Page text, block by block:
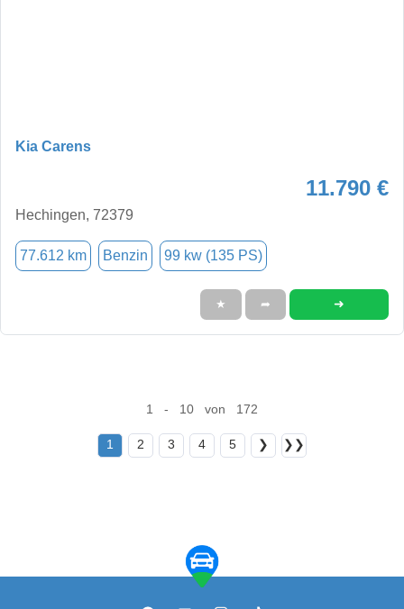
Kia Carens
11.790 €
Hechingen, 72379
77.612 km Benzin 99 kw (135 PS)
★ ➦ ➜
1 - 10 von 172
1 2 3 4 5 ❯ ❯❯